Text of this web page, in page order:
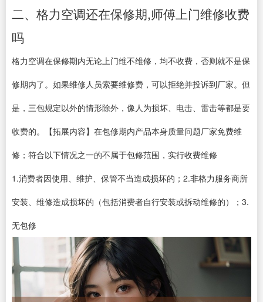
二、格力空调还在保修期,师傅上门维修收费
吗
格力空调在保修期内无论上门维不维修，均不收费，否则就不是保
修期内了。如果维修人员索要维修费，可以拒绝并投诉到厂家。但
是，三包规定以外的情形除外，像人为损坏、电击、雷击等都是要
收费的。【拓展内容】在包修期内产品本身质量问题厂家免费维
修；符合以下情况之一的不属于包修范围，实行收费维修
1.消费者因使用、维护、保管不当造成损坏的；2.非格力服务商所
安装、维修造成损坏的（包括消费者自行安装或拆动维修的）；3.
无包修